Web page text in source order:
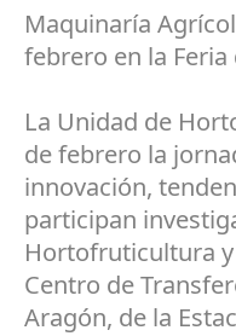
Maquinaría
febrero en la Feria
La Unidad de
de febrero la
innovación,
participan
Hortofruticultura y
Centro de
Aragón, de la